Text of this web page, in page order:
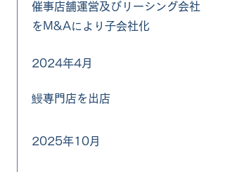
催事店舗運営及びリーシング会社
をM&Aにより子会社化
2024年4月
鰻専門店を出店
2025年10月